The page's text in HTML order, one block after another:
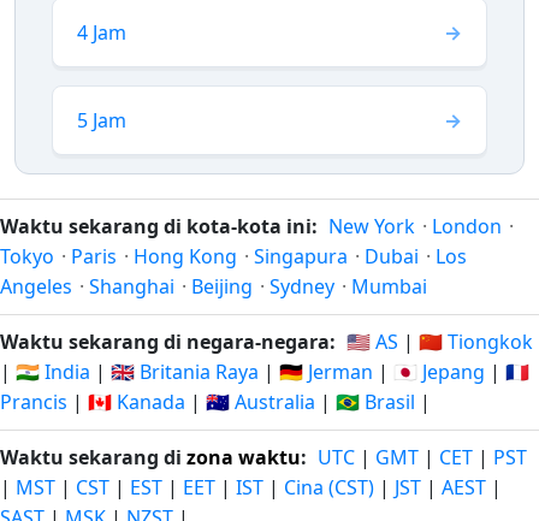
4 Jam
5 Jam
Waktu sekarang di kota-kota ini: New York · London ·
Tokyo · Paris · Hong Kong · Singapura · Dubai · Los
Angeles · Shanghai · Beijing · Sydney · Mumbai
Waktu sekarang di negara-negara: 🇺🇸 AS | 🇨🇳 Tiongkok
| 🇮🇳 India | 🇬🇧 Britania Raya | 🇩🇪 Jerman | 🇯🇵 Jepang | 🇫🇷
Prancis | 🇨🇦 Kanada | 🇦🇺 Australia | 🇧🇷 Brasil |
Waktu sekarang di zona waktu: UTC | GMT | CET | PST
| MST | CST | EST | EET | IST | Cina (CST) | JST | AEST |